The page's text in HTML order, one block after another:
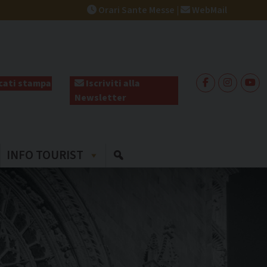
Orari Sante Messe | WebMail
stampa
Iscriviti alla
Newsletter
INFO TOURIST